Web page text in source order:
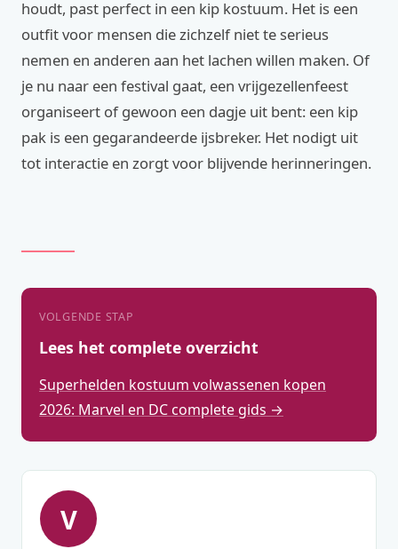
houdt, past perfect in een kip kostuum. Het is een
outfit voor mensen die zichzelf niet te serieus
nemen en anderen aan het lachen willen maken. Of
je nu naar een festival gaat, een vrijgezellenfeest
organiseert of gewoon een dagje uit bent: een kip
pak is een gegarandeerde ijsbreker. Het nodigt uit
tot interactie en zorgt voor blijvende herinneringen.
VOLGENDE STAP
Lees het complete overzicht
Superhelden kostuum volwassenen kopen
2026: Marvel en DC complete gids →
V